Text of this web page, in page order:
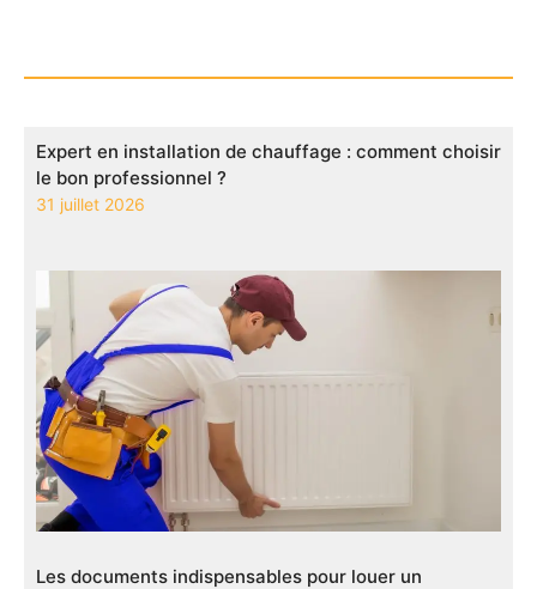
Expert en installation de chauffage : comment choisir
le bon professionnel ?
31 juillet 2026
Les documents indispensables pour louer un